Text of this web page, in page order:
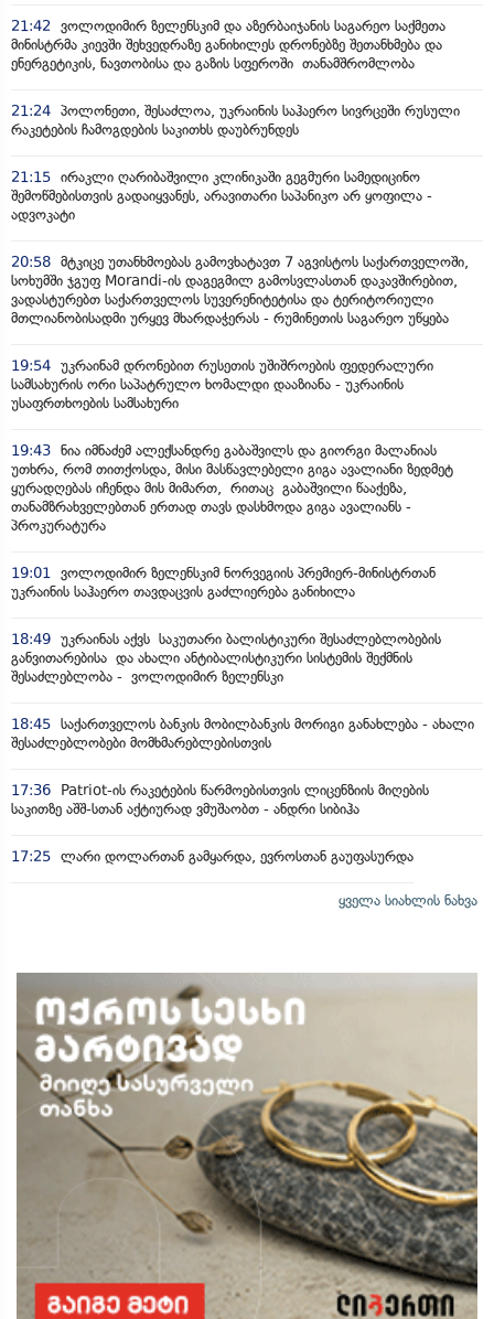
21:42 ვოლოდიმირ ზელენსკიმ და აზერბაიჯანის საგარეო საქმეთა
მინისტრმა კიევში შეხვედრაზე განიხილეს დრონებზე შეთანხმება და
ენერგეტიკის, ნავთობისა და გაზის სფეროში თანამშრომლობა
21:24 პოლონეთი, შესაძლოა, უკრაინის საჰაერო სივრცეში რუსული
რაკეტების ჩამოგდების საკითხს დაუბრუნდეს
21:15 ირაკლი ღარიბაშვილი კლინიკაში გეგმური სამედიცინო
შემოწმებისთვის გადაიყვანეს, არავითარი საპანიკო არ ყოფილა -
ადვოკატი
20:58 მტკიცე უთანხმოებას გამოვხატავთ 7 აგვისტოს საქართველოში,
სოხუმში ჯგუფ Morandi-ის დაგეგმილ გამოსვლასთან დაკავშირებით,
ვადასტურებთ საქართველოს სუვერენიტეტისა და ტერიტორიული
მთლიანობისადმი ურყევ მხარდაჭერას - რუმინეთის საგარეო უწყება
19:54 უკრაინამ დრონებით რუსეთის უშიშროების ფედერალური
სამსახურის ორი საპატრულო ხომალდი დააზიანა - უკრაინის
უსაფრთხოების სამსახური
19:43 ნია იმნაძემ ალექსანდრე გაბაშვილს და გიორგი მალანიას
უთხრა, რომ თითქოსდა, მისი მასწავლებელი გიგა ავალიანი ზედმეტ
ყურადღებას იჩენდა მის მიმართ, რითაც გაბაშვილი წააქეზა,
თანამზრახველებთან ერთად თავს დასხმოდა გიგა ავალიანს -
პროკურატურა
19:01 ვოლოდიმირ ზელენსკიმ ნორვეგიის პრემიერ-მინისტრთან
უკრაინის საჰაერო თავდაცვის გაძლიერება განიხილა
18:49 უკრაინას აქვს საკუთარი ბალისტიკური შესაძლებლობების
განვითარებისა და ახალი ანტიბალისტიკური სისტემის შექმნის
შესაძლებლობა - ვოლოდიმირ ზელენსკი
18:45 საქართველოს ბანკის მობილბანკის მორიგი განახლება - ახალი
შესაძლებლობები მომხმარებლებისთვის
17:36
Patriot-ის რაკეტების წარმოებისთვის ლიცენზიის მიღების
საკითზე აშშ-სთან აქტიურად ვმუშაობთ - ანდრი სიბიჰა
17:25 ლარი დოლართან გამყარდა, ევროსთან გაუფასურდა
ყველა სიახლის ნახვა